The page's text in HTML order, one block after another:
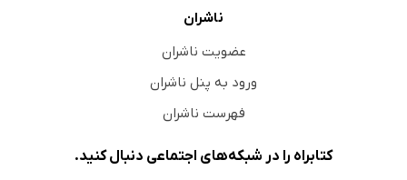
ناشران
عضویت ناشران
ورود به پنل ناشران
فهرست ناشران
کتابراه را در شبکه‌های اجتماعی دنبال کنید.